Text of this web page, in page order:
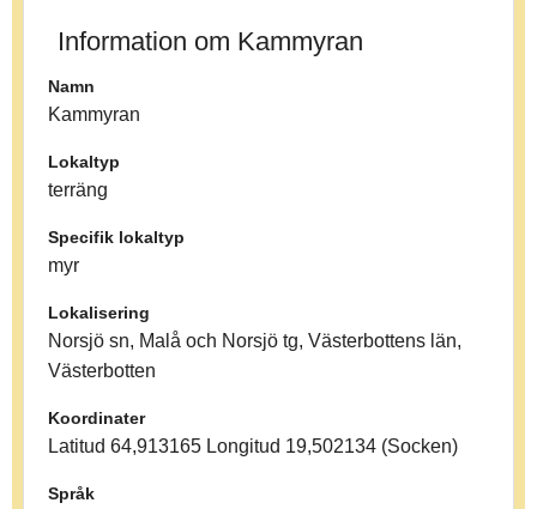
Information om Kammyran
Namn
Kammyran
Lokaltyp
terräng
Specifik lokaltyp
myr
Lokalisering
Norsjö sn, Malå och Norsjö tg, Västerbottens län,
Västerbotten
Koordinater
Latitud 64,913165 Longitud 19,502134 (Socken)
Språk